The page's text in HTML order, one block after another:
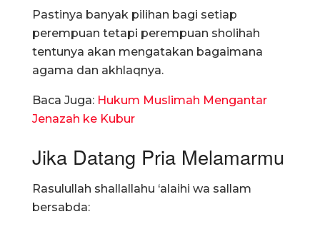
Pastinya banyak pilihan bagi setiap
perempuan tetapi perempuan sholihah
tentunya akan mengatakan bagaimana
agama dan akhlaqnya.
Baca Juga: Hukum Muslimah Mengantar
Jenazah ke Kubur
Jika Datang Pria Melamarmu
Rasulullah shallallahu ‘alaihi wa sallam
bersabda: